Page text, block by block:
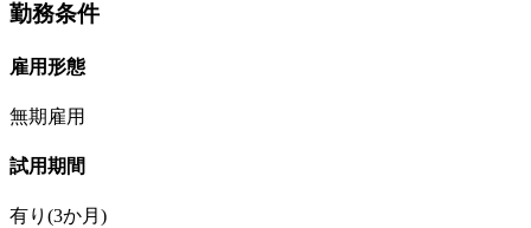
勤務条件
雇用形態
無期雇用
試用期間
有り(3か月)